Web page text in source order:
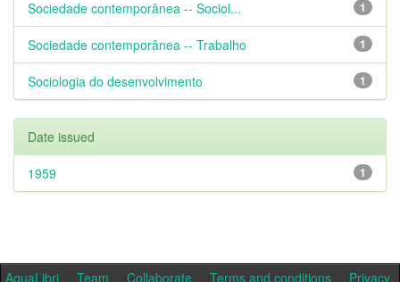
1
Sociedade contemporânea -- Sociol...
1
Sociedade contemporânea -- Trabalho
1
Sociologia do desenvolvimento
Date issued
1
1959
AquaLibri Team Collaborate Terms and conditions Privacy